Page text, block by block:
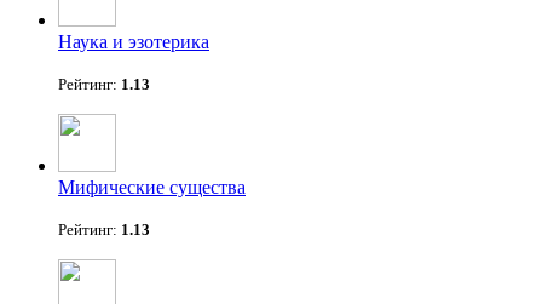
Наука и эзотерика
Рейтинг: 1.13
Мифические существа
Рейтинг: 1.13